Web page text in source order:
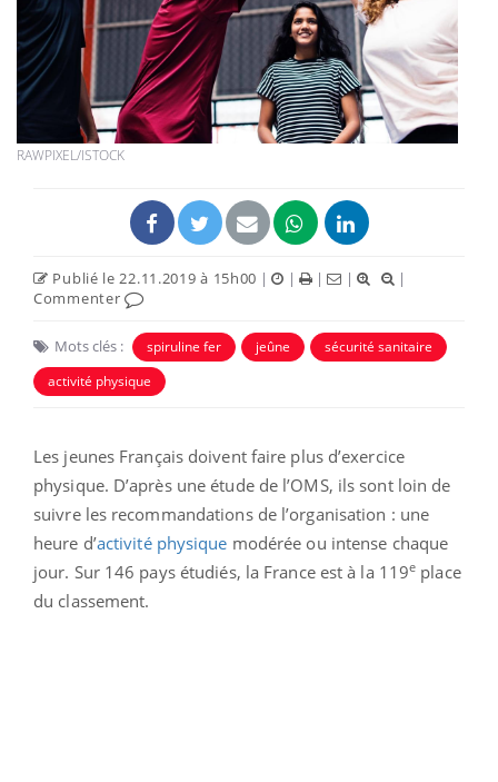
RAWPIXEL/ISTOCK
Publié le 22.11.2019 à 15h00 | | | |
|
Commenter
Mots clés : spiruline fer jeûne
sécurité sanitaire
activité physique
Les jeunes Français doivent faire plus d’exercice
physique. D’après une étude de l’OMS, ils sont loin de
suivre les recommandations de l’organisation : une
heure d’activité physique modérée ou intense chaque
jour. Sur 146 pays étudiés, la France est à la 119e place
du classement.